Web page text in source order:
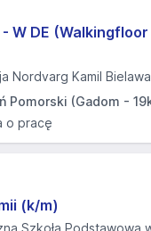
- W DE
Nordvarg Kamil Bielawa
Pomorski (Gadom -
o pracę
(k/m)
Szkoła Podstawowa